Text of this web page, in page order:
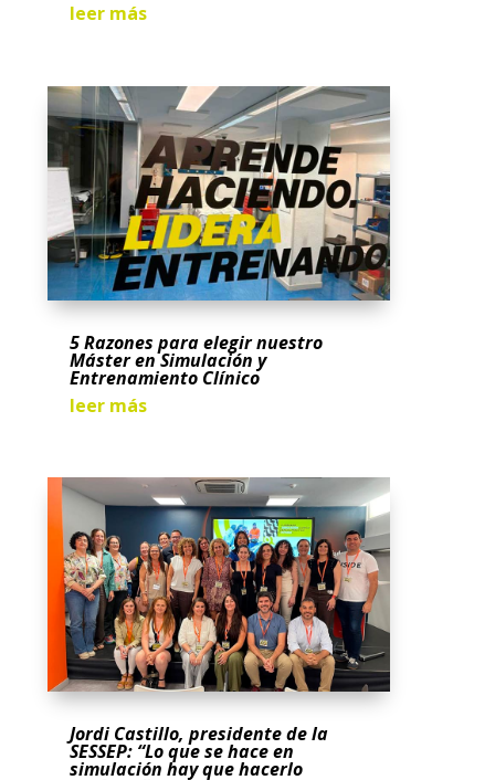
leer más
5 Razones para elegir nuestro
Máster en Simulación y
Entrenamiento Clínico
leer más
Jordi Castillo, presidente de la
SESSEP: “Lo que se hace en
simulación hay que hacerlo